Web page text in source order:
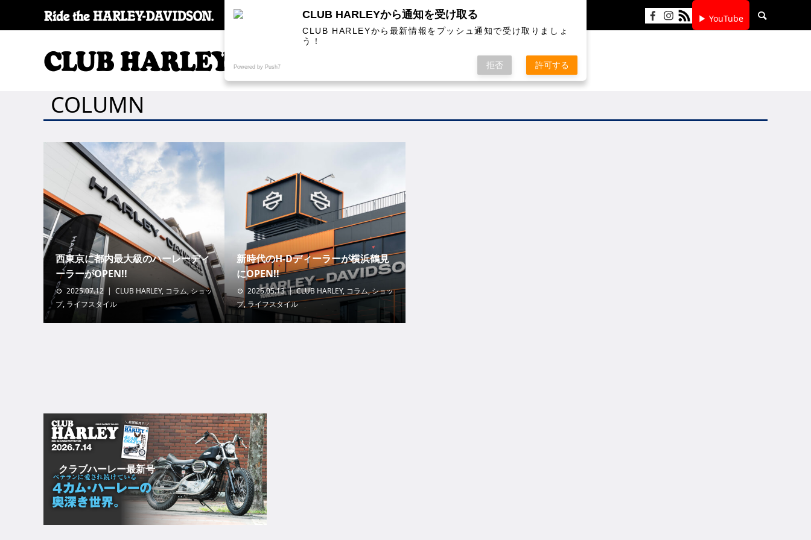
▶ YouTube
SPECIALCOLUMN
COLUMN
西東京に都内最大級のハーレーディ
ーラーがOPEN!!
2025.07.12 CLUB HARLEY, コラム,ショッ
プ, ライフスタイル
新時代のH-Dディーラーが横浜鶴見
にOPEN!!
2025.05.13 CLUB HARLEY, コラム,ショッ
プ, ライフスタイル
クラブハーレー最新号
CLUB HARLEYから通知を受け取る
CLUB HARLEYから最新情報をプッシュ通知で受け取りましょ
う！
Powered by Push7 拒否 許可する